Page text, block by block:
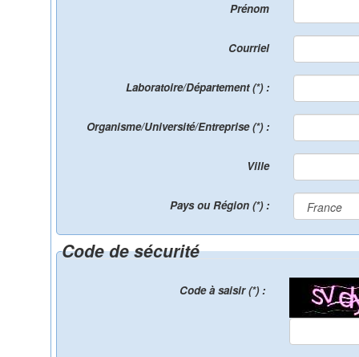
Prénom
Courriel
Laboratoire/Département (*) :
Organisme/Université/Entreprise (*) :
Ville
Pays ou Région (*) :
Code de sécurité
Code à saisir (*) :